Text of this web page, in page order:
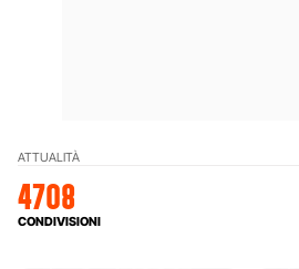
ATTUALITÀ
4708
CONDIVISIONI